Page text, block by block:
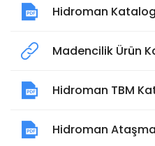
Hidroman Katalog
Madencilik Ürün
Hidroman TBM
Hidroman